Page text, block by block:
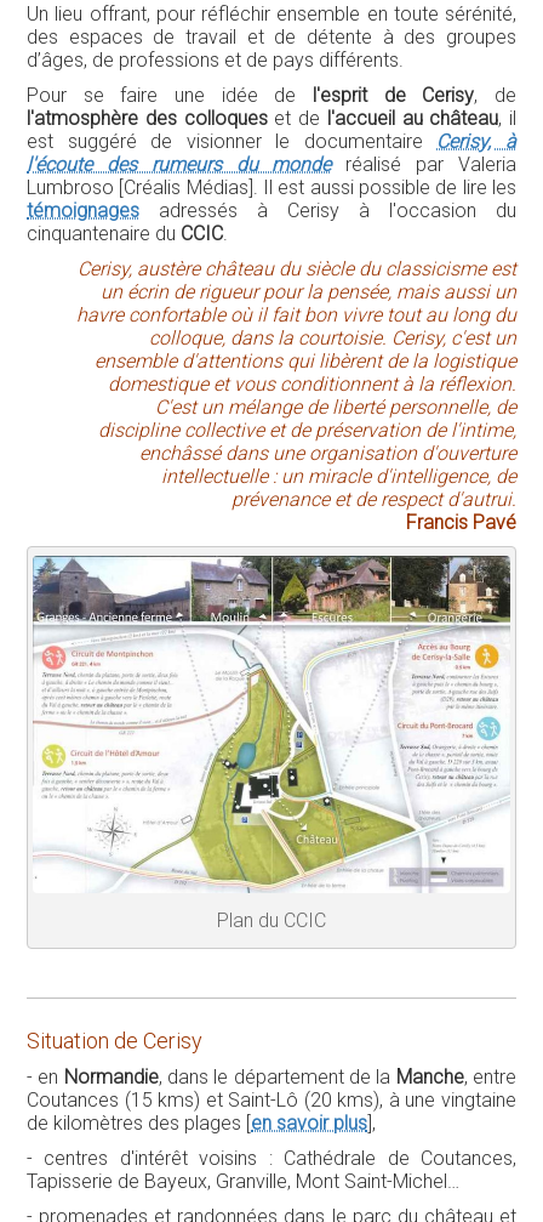
Un lieu offrant, pour réfléchir ensemble en toute sérénité,
des espaces de travail et de détente à des groupes
d’âges, de professions et de pays différents.
Pour se faire une idée de l'esprit de Cerisy, de
l'atmosphère des colloqueset de l'accueil au château, il
est suggéré de visionner le documentaire Cerisy, à
l'écoute des rumeurs du monderéalisé par Valeria
Lumbroso [Créalis Médias]. Il est aussi possible de lire les
témoignages adressés à Cerisy à l'occasion du
cinquantenaire du CCIC.
Cerisy, austère château du siècle du classicisme est
un écrin de rigueur pour la pensée, mais aussi un
havre confortable où il fait bon vivre tout au long du
colloque, dans la courtoisie. Cerisy, c'est un
ensemble d'attentions qui libèrent de la logistique
domestique et vous conditionnent à la réflexion.
C'est un mélange de liberté personnelle, de
discipline collective et de préservation de l'intime,
enchâssé dans une organisation d'ouverture
intellectuelle : un miracle d'intelligence, de
prévenance et de respect d'autrui.
Francis Pavé
Plan du CCIC
Situation de Cerisy
- en Normandie, dans le département de la Manche, entre
Coutances (15 kms) et Saint-Lô (20 kms), à une vingtaine
de kilomètres des plages [ en savoir plus ],
- centres d'intérêt voisins : Cathédrale de Coutances,
Tapisserie de Bayeux, Granville, Mont Saint-Michel…
- promenades et randonnées dans le parc du château et